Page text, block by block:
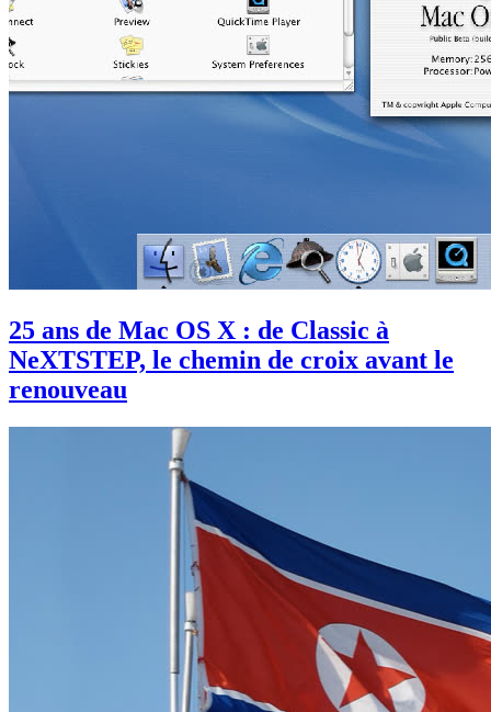
25 ans de Mac OS X : de Classic à
NeXTSTEP, le chemin de croix avant le
renouveau